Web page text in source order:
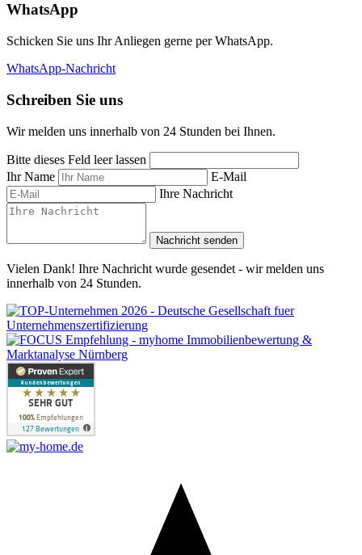
WhatsApp
Schicken Sie uns Ihr Anliegen gerne per WhatsApp.
WhatsApp-Nachricht
Schreiben Sie uns
Wir melden uns innerhalb von 24 Stunden bei Ihnen.
Bitte dieses Feld leer lassen
Ihr Name
E-Mail
Ihre Nachricht
Nachricht senden
Vielen Dank! Ihre Nachricht wurde gesendet - wir melden uns
innerhalb von 24 Stunden.